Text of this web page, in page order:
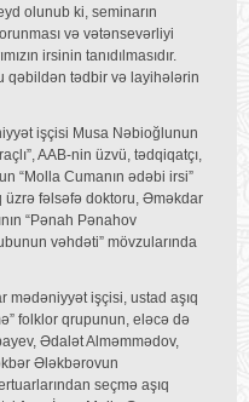
olunub ki, seminarın
və vətənsevərliyi
irsinin tanıdılmasıdır.
qəbildən tədbir və layihələrin
işçisi Musa Nəbioğlunun
AAB-nin üzvü, tədqiqatçı,
“Molla Cumanın ədəbi irsi”
üzrə fəlsəfə doktoru, Əməkdar
“Pənah Pənahov
vəhdəti” mövzularında
işçisi, ustad aşıq
folklor qrupunun, eləcə də
Ədalət Alməmmədov,
Ələkbərovun
seçmə aşıq